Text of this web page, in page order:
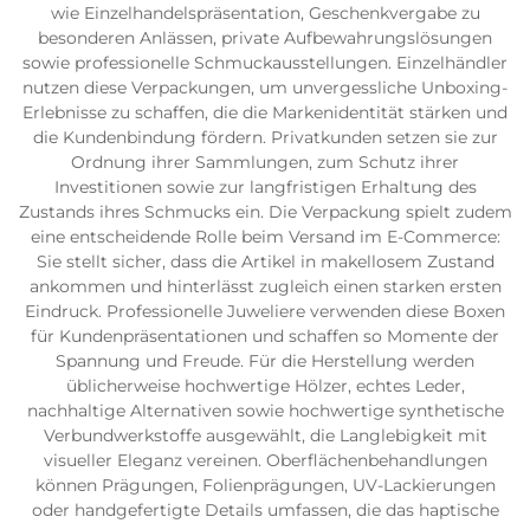
wie Einzelhandelspräsentation, Geschenkvergabe zu
besonderen Anlässen, private Aufbewahrungslösungen
sowie professionelle Schmuckausstellungen. Einzelhändler
nutzen diese Verpackungen, um unvergessliche Unboxing-
Erlebnisse zu schaffen, die die Markenidentität stärken und
die Kundenbindung fördern. Privatkunden setzen sie zur
Ordnung ihrer Sammlungen, zum Schutz ihrer
Investitionen sowie zur langfristigen Erhaltung des
Zustands ihres Schmucks ein. Die Verpackung spielt zudem
eine entscheidende Rolle beim Versand im E-Commerce:
Sie stellt sicher, dass die Artikel in makellosem Zustand
ankommen und hinterlässt zugleich einen starken ersten
Eindruck. Professionelle Juweliere verwenden diese Boxen
für Kundenpräsentationen und schaffen so Momente der
Spannung und Freude. Für die Herstellung werden
üblicherweise hochwertige Hölzer, echtes Leder,
nachhaltige Alternativen sowie hochwertige synthetische
Verbundwerkstoffe ausgewählt, die Langlebigkeit mit
visueller Eleganz vereinen. Oberflächenbehandlungen
können Prägungen, Folienprägungen, UV-Lackierungen
oder handgefertigte Details umfassen, die das haptische